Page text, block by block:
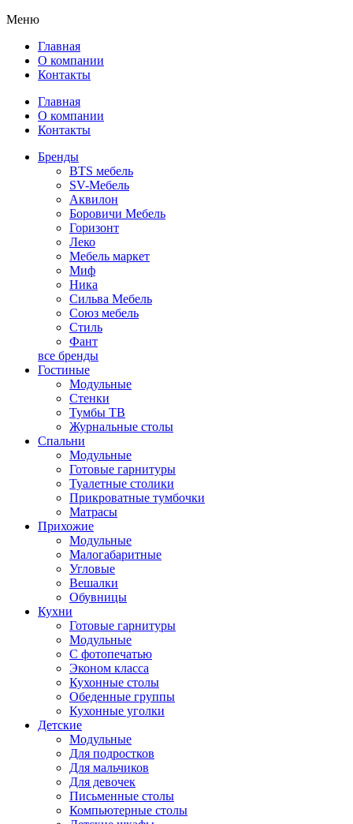
Меню
Главная
О компании
Контакты
Главная
О компании
Контакты
Бренды
BTS мебель
SV-Мебель
Аквилон
Боровичи Мебель
Горизонт
Леко
Мебель маркет
Миф
Ника
Сильва Мебель
Союз мебель
Стиль
Фант
все бренды
Гостиные
Модульные
Стенки
Тумбы ТВ
Журнальные столы
Спальни
Модульные
Готовые гарнитуры
Туалетные столики
Прикроватные тумбочки
Матрасы
Прихожие
Модульные
Малогабаритные
Угловые
Вешалки
Обувницы
Кухни
Готовые гарнитуры
Модульные
С фотопечатью
Эконом класса
Кухонные столы
Обеденные группы
Кухонные уголки
Детские
Модульные
Для подростков
Для мальчиков
Для девочек
Письменные столы
Компьютерные столы